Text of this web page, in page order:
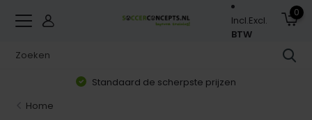
Incl.Excl.
BTW
0
Standaard de scherpste prijzen
Home